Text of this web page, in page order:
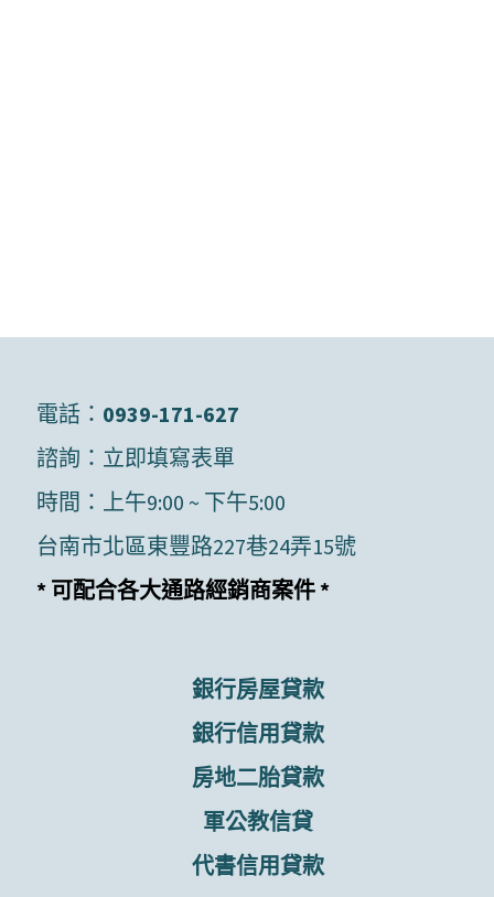
電話： 0939-171-627
諮詢： 立即填寫表單
時間：上午9:00 ~ 下午5:00
台南市北區東豐路227巷24弄15號
* 可配合各大通路經銷商案件 *
銀行房屋貸款
銀行信用貸款
房地二胎貸款
軍公教信貸
代書信用貸款